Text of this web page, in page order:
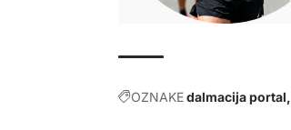
OZNAKEdalmacija portal